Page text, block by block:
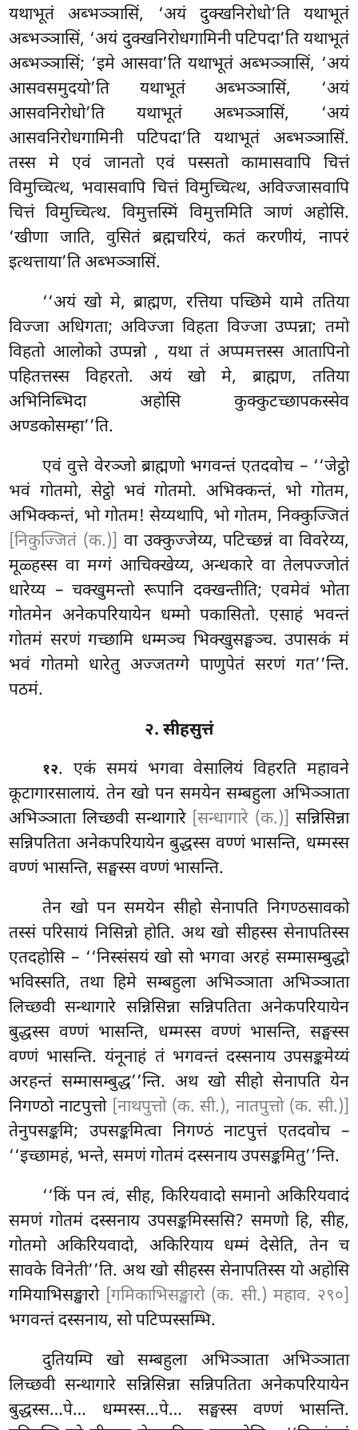
यथाभूतं अब्भञ्ञासिं, ‘अयं दुक्खनिरोधो’ति यथाभूतं
अब्भञ्ञासिं, ‘अयं दुक्खनिरोधगामिनी पटिपदा’ति यथाभूतं
अब्भञ्ञासिं; ‘इमे आसवा’ति यथाभूतं अब्भञ्ञासिं, ‘अयं
आसवसमुदयो’ति यथाभूतं अब्भञ्ञासिं, ‘अयं
आसवनिरोधो’ति यथाभूतं अब्भञ्ञासिं, ‘अयं
आसवनिरोधगामिनी पटिपदा’ति यथाभूतं अब्भञ्ञासिं.
तस्स मे एवं जानतो एवं पस्सतो कामासवापि चित्तं
विमुच्चित्थ, भवासवापि चित्तं विमुच्चित्थ, अविज्जासवापि
चित्तं विमुच्चित्थ. विमुत्तस्मिं विमुत्तमिति ञाणं अहोसि.
‘खीणा जाति, वुसितं ब्रह्मचरियं, कतं करणीयं, नापरं
इत्थत्ताया’ति अब्भञ्ञासिं.
‘‘अयंखो मे, ब्राह्मण, रत्तिया पच्छिमे यामे ततिया
विज्जा अधिगता; अविज्जा विहता विज्जा उप्पन्ना; तमो
विहतो आलोको उप्पन्नो , यथा तं अप्पमत्तस्स आतापिनो
पहितत्तस्स विहरतो. अयं खो मे, ब्राह्मण, ततिया
अभिनिब्भिदा अहोसि कुक्कुटच्छापकस्सेव
अण्डकोसम्हा’’ति.
एवं वुत्ते वेरञ्जो ब्राह्मणो भगवन्तं एतदवोच – ‘‘जेट्ठो
भवं गोतमो, सेट्ठो भवं गोतमो. अभिक्कन्तं, भो गोतम,
अभिक्कन्तं, भो गोतम! सेय्यथापि, भो गोतम, निक्कुज्जितं
[निकुज्जितं (क.)] वा उक्कुज्जेय्य, पटिच्छन्नं वा विवरेय्य,
मूळ्हस्स वा मग्गं आचिक्खेय्य, अन्धकारे वा तेलपज्जोतं
धारेय्य – चक्खुमन्तो रूपानि दक्खन्तीति; एवमेवं भोता
गोतमेन अनेकपरियायेन धम्मो पकासितो. एसाहं भवन्तं
गोतमं सरणं गच्छामि धम्मञ्च भिक्खुसङ्घञ्च. उपासकं मं
भवं गोतमो धारेतु अज्जतग्गे पाणुपेतं सरणं गत’’न्ति.
पठमं.
२. सीहसुत्तं
१२. एकं समयं भगवा वेसालियं विहरति महावने
कूटागारसालायं. तेन खो पन समयेन सम्बहुला अभिञ्ञाता
अभिञ्ञाता लिच्छवी सन्थागारे [सन्धागारे (क.)] सन्निसिन्ना
सन्निपतिता अनेकपरियायेन बुद्धस्स वण्णं भासन्ति, धम्मस्स
वण्णं भासन्ति, सङ्घस्स वण्णं भासन्ति.
तेन खो पन समयेन सीहो सेनापति निगण्ठसावको
तस्सं परिसायं निसिन्नो होति. अथ खो सीहस्स सेनापतिस्स
एतदहोसि – ‘‘निस्संसयं खो सो भगवा अरहं सम्मासम्बुद्धो
भविस्सति, तथा हिमे सम्बहुला अभिञ्ञाता अभिञ्ञाता
लिच्छवी सन्थागारे सन्निसिन्ना सन्निपतिता अनेकपरियायेन
बुद्धस्स वण्णं भासन्ति, धम्मस्स वण्णं भासन्ति, सङ्घस्स
वण्णं भासन्ति. यंनूनाहं तं भगवन्तं दस्सनाय उपसङ्कमेय्यं
अरहन्तं सम्मासम्बुद्ध’’न्ति. अथ खो सीहो सेनापति येन
निगण्ठो नाटपुत्तो [नाथपुत्तो (क. सी.), नातपुत्तो (क. सी.)]
तेनुपसङ्कमि; उपसङ्कमित्वा निगण्ठं नाटपुत्तं एतदवोच –
‘‘इच्छामहं, भन्ते, समणं गोतमं दस्सनाय उपसङ्कमितु’’न्ति.
‘‘किं पन त्वं, सीह, किरियवादो समानो अकिरियवादं
समणं गोतमं दस्सनाय उपसङ्कमिस्ससि? समणो हि, सीह,
गोतमो अकिरियवादो, अकिरियाय धम्मं देसेति, तेन च
सावके विनेती’’ति. अथ खो सीहस्ससेनापतिस्स यो अहोसि
गमियाभिसङ्खारो [गमिकाभिसङ्खारो (क. सी.) महाव. २९०]
भगवन्तं दस्सनाय, सो पटिप्पस्सम्भि.
दुतियम्पि खो सम्बहुला अभिञ्ञाता अभिञ्ञाता
लिच्छवी सन्थागारे सन्निसिन्ना सन्निपतिता अनेकपरियायेन
बुद्धस्स…पे… धम्मस्स…पे… सङ्घस्स वण्णं भासन्ति.